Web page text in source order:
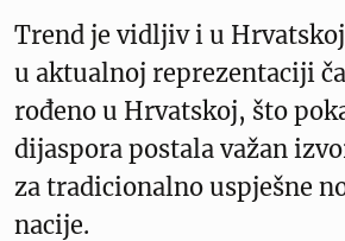
Trend je vidljiv i u
u aktualnoj reprezentaciji
rođeno u Hrvatskoj, što
dijaspora postala važan
za tradicionalno uspješne
nacije.